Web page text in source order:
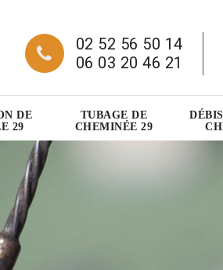
02 52 56 50 14
06 03 20 46 21
DE
29
TUBAGE DE
CHEMINÉE 29